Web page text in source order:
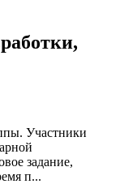
Участники
задание,
п...